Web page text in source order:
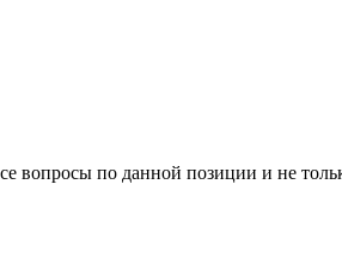
вопросы по данной позиции и не